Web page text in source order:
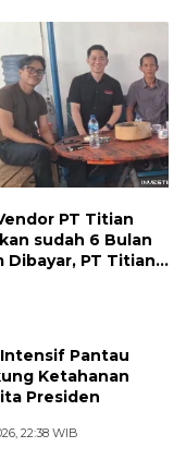
di Siak Kecil
PT Titian
sudah 6 Bulan
Dibayar, PT Titian
Pantau
Ketahanan
Presiden
22:38 WIB